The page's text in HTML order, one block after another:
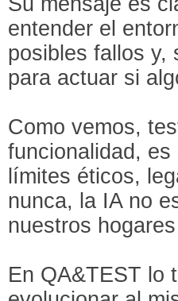
entender el
posibles fallos y,
para actuar si
Como vemos,
funcionalidad,
límites éticos,
nunca, la IA no
nuestros
En QA&TEST lo